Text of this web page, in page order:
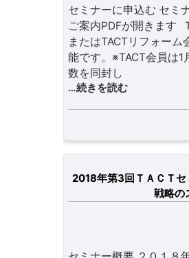
セミナーに申込む セミ
ご案内PDFが開きます
またはTACTリフォー
能です。※TACT会員は
数を同封し
…続きを読む
2018年第3回ＴＡＣＴ
戦略の